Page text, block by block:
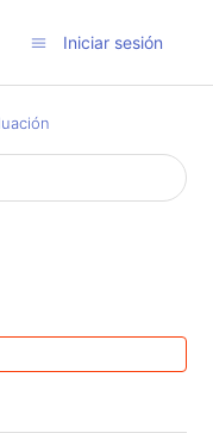
Iniciar sesión